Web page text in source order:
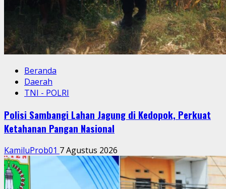
Beranda
Daerah
TNI - POLRI
Polisi Sambangi Lahan Jagung di Kedopok, Perkuat
Ketahanan Pangan Nasional
KamiluProb01 7 Agustus 2026